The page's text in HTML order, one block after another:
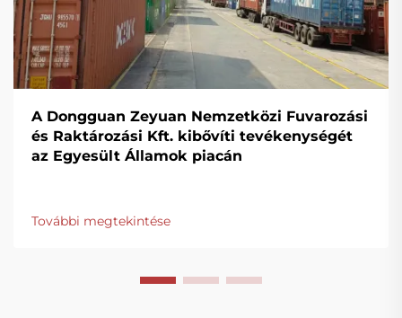
A Dongguan Zeyuan Nemzetközi Fuvarozási
és Raktározási Kft. kibővíti tevékenységét
az Egyesült Államok piacán
További megtekintése